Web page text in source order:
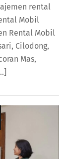
rental
Mobil
Rental Mobil
Cilodong,
Mas,
,